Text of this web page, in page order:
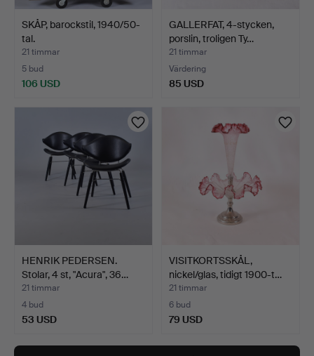
SKÅP, barockstil, 1940/50-
tal.
21 timmar
5 bud
106 USD
GALLERFAT, 4-stycken,
porslin, troligen Ty…
21 timmar
Värdering
85 USD
HENRIK PEDERSEN.
Stolar, 4 st, "Acura", 36…
21 timmar
4 bud
53 USD
VISITKORTSSKÅL,
nickel/glas, tidigt 1900-t…
21 timmar
6 bud
79 USD